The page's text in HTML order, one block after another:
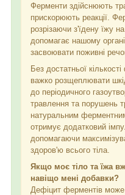
Ферменти здійснюють
прискорюють реакції.
розрізаючи з'їдену їжу
допомагає нашому
засвоювати поживні
Без достатньої
важко розщеплювати
до періодичного
травлення та порушень
натуральним
отримує додатковий
допомагаючи
здоров'ю всього тіла.
Якщо моє тіло та їжа
навіщо мені добавки?
Дефіцит ферментів може